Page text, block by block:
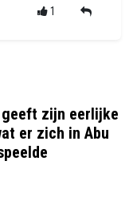
1
zijn eerlijke
er zich in Abu